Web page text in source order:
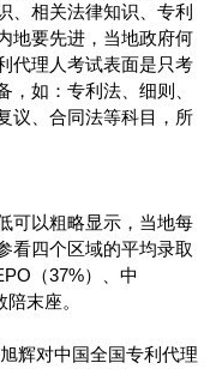
、相关法律知识、专利
地要先进，当地政府何
代理人考试表面是只考
如：专利法、细则、
议、合同法等科目，所
可以粗略显示，当地每
看四个区域的平均录取
（37%）、中
末座。
辉对中国全国专利代理